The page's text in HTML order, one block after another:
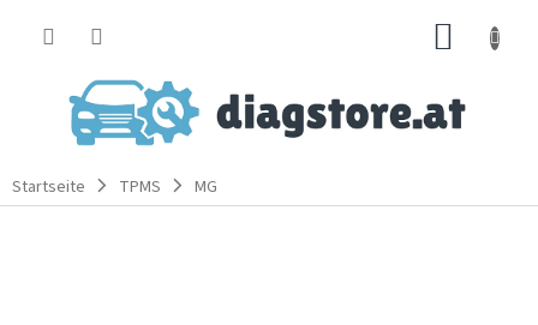
Startseite TPMS MG